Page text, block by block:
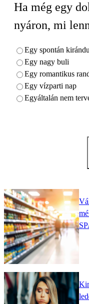
Ha még egy
nyáron, mi
Egy spontán
Egy nagy buli
Egy romantikus
Egy vízparti nap
Egyáltalán nem